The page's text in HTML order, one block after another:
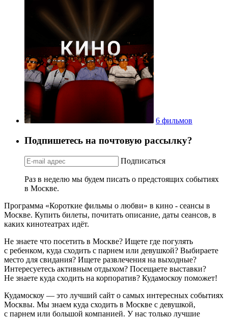
6 фильмов
Подпишетесь на почтовую рассылку?
Подписаться
Раз в неделю мы будем писать о предстоящих событиях
в Москве.
Программа «Короткие фильмы о любви» в кино - сеансы в
Москве. Купить билеты, почитать описание, даты сеансов, в
каких кинотеатрах идёт.
Не знаете что посетить в Москве? Ищете где погулять
с ребенком, куда сходить с парнем или девушкой? Выбираете
место для свидания? Ищете развлечения на выходные?
Интересуетесь активным отдыхом? Посещаете выставки?
Не знаете куда сходить на корпоратив? Кудамоскоу поможет!
Кудамоскоу — это лучший сайт о самых интересных событиях
Москвы. Мы знаем куда сходить в Москве с девушкой,
с парнем или большой компанией. У нас только лучшие